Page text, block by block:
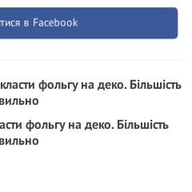
в Facebook
фольгу на деко. Більшість